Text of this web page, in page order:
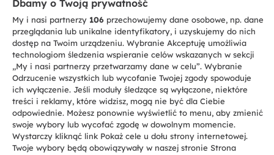
CANDY HOOVER GROUP S.r.I. - jednoosobowa sp. z.o.o. - SIEDZIBA
STATUTOWA: Via Comolli, 57 - 20861 Brugherio (MB) - Włochy -
SIEDZIBY ADMINISTRACYJNE: Via Privata Eden Fumagalli bez
nadanego numeru - 20861 Brugherio (MB) i Via Trento nr 20/A-22 - 20871
Vimercate (MB) - Włochy - Tel.: +39.039.2086.1 - Faks: +39.039.2086.237 -
Kapitał zakładowy 35.000.000,00 € wpłacony w całości - Kod identyfikacji
podatkowej i nr wpisu do Rejestru przedsiębiorstw dla rejonu Mediolan-
Monza-Brianza-Lodi 04666310158 - NIP 00786860965 - Numer wpisu do
Repertorium Ekonomiczno - Administracyjnego REA: MB-1033934 -
Autoryzacja IT AEOF 211870 - Spółka podlega zarządzaniu i koordynacji
Candy S.p.A.
PL / Polski
Dbamy o Twoją prywatność
My i nasi partnerzy 106 przechowujemy dane osobowe, np. dane
przeglądania lub unikalne identyfikatory, i uzyskujemy do nich
dostęp na Twoim urządzeniu. Wybranie Akceptuję umożliwia
technologiom śledzenia wspieranie celów wskazanych w sekcji
„My i nasi partnerzy przetwarzamy dane w celu”. Wybranie
Odrzucenie wszystkich lub wycofanie Twojej zgody spowoduje
ich wyłączenie. Jeśli moduły śledzące są wyłączone, niektóre
treści i reklamy, które widzisz, mogą nie być dla Ciebie
odpowiednie. Możesz ponownie wyświetlić to menu, aby zmienić
swoje wybory lub wycofać zgodę w dowolnym momencie.
Wystarczy kliknąć link Pokaż cele u dołu strony internetowej.
Twoje wybory będą obowiązywały w naszej stronie Strona